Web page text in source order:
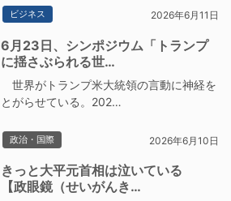
ビジネス 2026年6月11日
6月23日、シンポジウム「トランプ
に揺さぶられる世…
世界がトランプ米大統領の言動に神経を
とがらせている。202…
政治・国際 2026年6月10日
きっと大平元首相は泣いている
【政眼鏡（せいがんき…